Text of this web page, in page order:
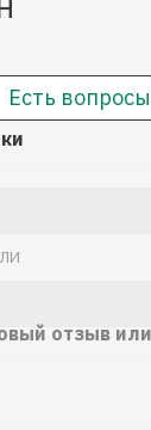
Есть
отзыв